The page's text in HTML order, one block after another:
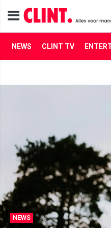
NEWS CLINT TV
NEWS